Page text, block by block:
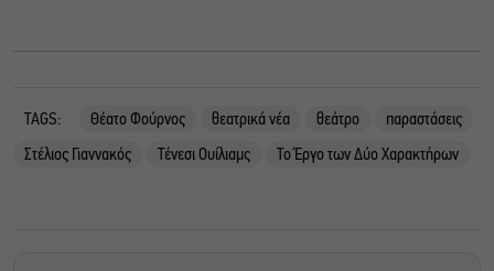
TAGS: Θέατο Φούρνος θεατρικά νέα θεάτρο
παραστάσεις
Στέλιος Γιαννακός
Τένεσι Ουίλιαμς Το Έργο των Δύο Χαρακτήρων